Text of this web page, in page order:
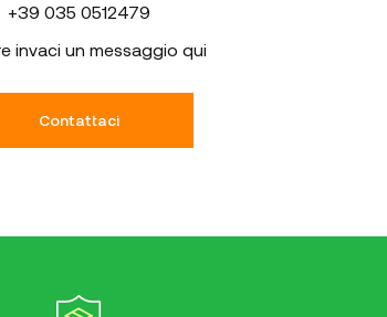
+39 035 0512479
invaci un messaggio qui
Contattaci